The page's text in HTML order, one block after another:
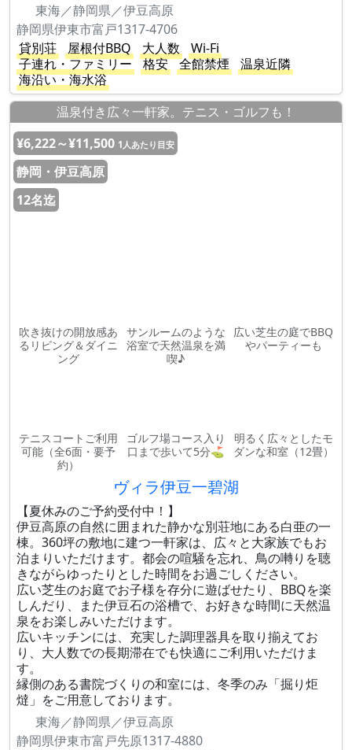
東海／静岡県／伊豆高原
静岡県伊東市富戸1317-4706
貸別荘
屋根付BBQ 大人数
Wi-Fi
子連れ・ファミリー
格安 全館禁煙
温泉近隣
海沿い・海水浴
温泉付き広々一軒家。テニス・ゴルフも！
¥6,222～¥11,500 1人あたり目安
静岡・伊豆高原
12名迄
吹き抜けの開放感あ
るリビング＆ダイニ
ング
サンルームのような
浴室で天然温泉を満
喫♪
広い芝生の庭でBBQ
やパーティーも
テニスコートご利用
可能（全6面・要予
約）
ゴルフ場コース入り
口まで歩いて5分⛳️
明るく広々としたモ
ダンな和室（12畳）
ヴィラ伊豆一碧湖
【夏休みのご予約受付中！】
伊豆高原の自然に囲まれた静かな別荘地にある白亜の一
棟。360坪の敷地に建つ一軒家は、広々と大家族でもお
泊まりいただけます。都会の喧騒を忘れ、鳥の囀りを聴
きながらゆったりとした時間をお過ごしください。
広い芝生のお庭でお子様を存分に遊ばせたり、BBQを楽
しんだり、また伊豆石の浴槽で、お好きな時間に天然温
泉をお楽しみいただけます。
広いキッチンには、充実した調理器具を取り揃えてお
り、大人数での長期滞在でも快適にご利用いただけま
す。
縁側のある書院づくりの和室には、冬季のみ「掘り炬
燵」をご用意しております。
東海／静岡県／伊豆高原
静岡県伊東市富戸先原1317-4880